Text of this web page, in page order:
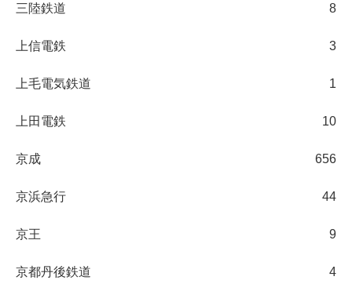
三陸鉄道 8
上信電鉄 3
上毛電気鉄道 1
上田電鉄 10
京成 656
京浜急行 44
京王 9
京都丹後鉄道 4